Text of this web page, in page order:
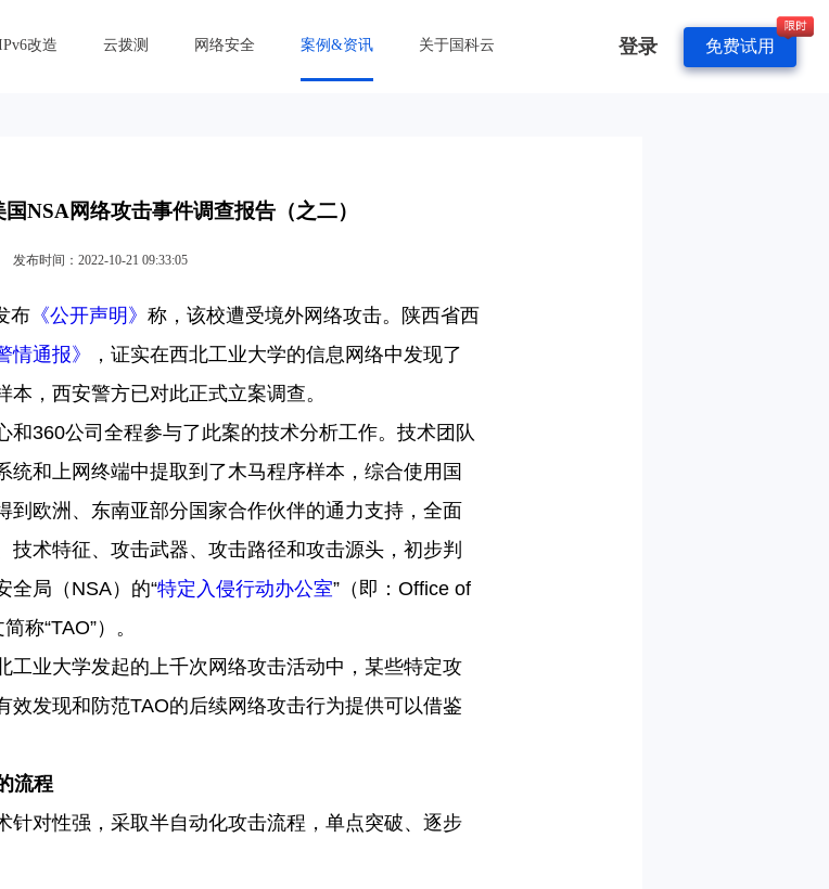
改造 云拨测 网络安全 案例&资讯 关于国科云 登录 免费试用
NSA网络攻击事件调查报告（之二）
发布时间：2022-10-21 09:33:05
布 《公开声明》 称，该校遭受境外网络攻击。陕西省西
情通报》
，证实在西北工业大学的信息网络中发现了
，西安警方已对此正式立案调查。
和360公司全程参与了此案的技术分析工作。技术团队
统和上网终端中提取到了木马程序样本，综合使用国
到欧洲、东南亚部分国家合作伙伴的通力支持，全面
技术特征、攻击武器、攻击路径和攻击源头，初步判
全局（NSA）的“特定入侵行动办公室”（即： Office of
简称“TAO”）。
工业大学发起的上千次网络攻击活动中，某些特定攻
效发现和防范TAO的后续网络攻击行为提供可以借鉴
流程
针对性强，采取半自动化攻击流程，单点突破、逐步